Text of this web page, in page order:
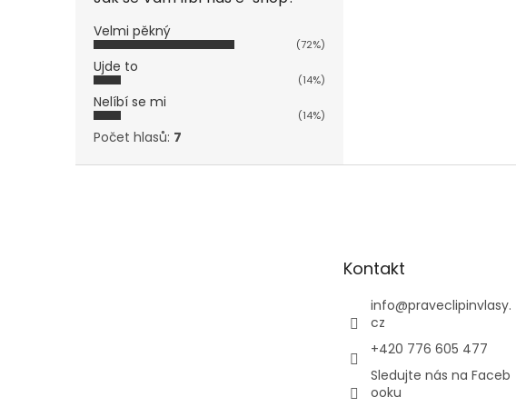
Velmi pěkný
(72%)
Ujde to
(14%)
Nelíbí se mi
(14%)
Počet hlasů: 7
Kontakt
info@praveclipinvlasy.
cz
+420 776 605 477
Sledujte nás na Faceb
ooku